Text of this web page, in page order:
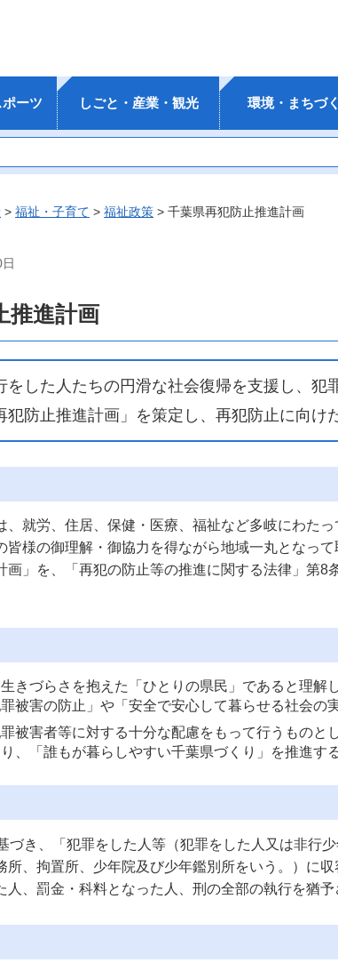
ーツ しごと・産業・観光 環境・まちづ
> 福祉・子育て > 福祉政策 > 千葉県再犯防止推進計画
推進計画
した人たちの円滑な社会復帰を支援し、犯
犯防止推進計画」を策定し、再犯防止に向け
就労、住居、保健・医療、福祉など多岐にわた
皆様の御理解・御協力を得ながら地域一丸となっ
画」を、「再犯の防止等の推進に関する法律」第
きづらさを抱えた「ひとりの県民」であると理
被害の防止」や「安全で安心して暮らせる社会の
被害者等に対する十分な配慮をもって行うもの
、「誰もが暮らしやすい千葉県づくり」を推進す
き、「犯罪をした人等（犯罪をした人又は非行
所、拘置所、少年院及び少年鑑別所をいう。）に
人、罰金・科料となった人、刑の全部の執行を猶